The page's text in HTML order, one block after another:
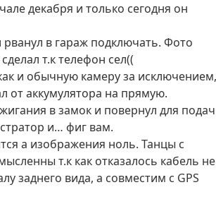
декабря и только сегодня он
рванул в гараж подключать. Фото
т.к телефон сел((
и обычную камеру за исключением,
от аккумулятора на прямую.
в замок и повернул для
и… фиг вам.
а изображения ноль. Танцы с
т.к как отказалось кабель не
заднего вида, а совместим с GPS